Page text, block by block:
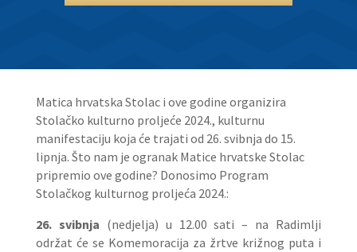
Matica hrvatska Stolac i ove godine organizira
Stolačko kulturno proljeće 2024., kulturnu
manifestaciju koja će trajati od 26. svibnja do 15.
lipnja. Što nam je ogranak Matice hrvatske Stolac
pripremio ove godine? Donosimo Program
Stolačkog kulturnog proljeća 2024.:
26. svibnja (nedjelja) u 12.00 sati – na Radimlji
održat će se Komemoracija za žrtve križnog puta i